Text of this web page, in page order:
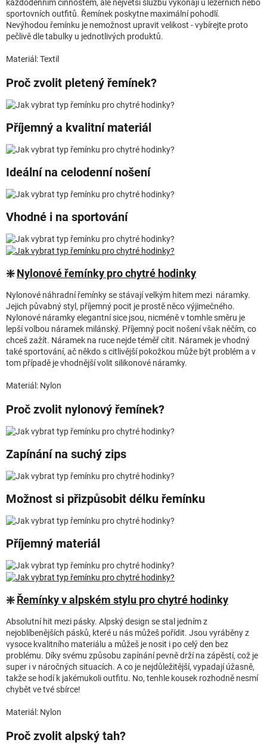
každodenním činnostem, ale největší službu vykonají u ležérních nebo
sportovních outfitů. Řemínek poskytne maximální pohodlí.
Nevýhodou řemínku je nemožnost upravit velikost - vybírejte proto
pečlivě dle tabulky u jednotlivých produktů.
Materiál: Textil
Proč zvolit pletený řemínek?
Příjemný a kvalitní materiál
Ideální na celodenní nošení
Vhodné i na sportování
❇️Nylonové řemínky pro chytré hodinky
Nylonové náhradní řemínky se stávají velkým hitem mezi náramky.
Jejich půvabný styl, příjemný pocit je prostě něco výjimečného.
Nylonové náramky elegantní sice jsou, nicméně v tomhle směru je
lepší volbou náramek milánský. Příjemný pocit nošení však něčím, co
chceš zažít. Náramek na ruce nejde téměř cítit. Náramek je vhodný
také sportování, ač někdo s citlivější pokožkou může být problém a v
tom případě je vhodnější volit silikonové náramky.
Materiál: Nylon
Proč zvolit nylonový řemínek?
Zapínání na suchý zips
Možnost si přizpůsobit délku řemínku
Příjemný materiál
❇️Řemínky v alpském stylu pro chytré hodinky
Absolutní hit mezi pásky. Alpský design se stal jedním z
nejoblíbenějších pásků, které u nás můžeš pořídit. Jsou vyráběny z
vysoce kvalitního materiálu a můžeš je nosit i po celý den bez
problému. Díky svému způsobu zapínání pevně drží na zápěstí, což je
super i v náročných situacích. A co je nejdůležitější, vypadají úžasně,
takže se hodí k jakémukoli outfitu. No, tenhle kousek rozhodně nesmí
chybět ve tvé sbírce!
Materiál: Nylon
Proč zvolit alpský tah?